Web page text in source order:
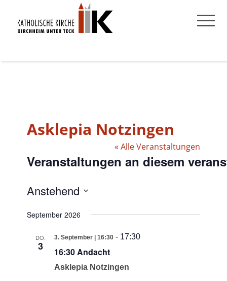
Asklepia Notzingen
« Alle Veranstaltungen
Veranstaltungen an diesem
Anstehend
wählen.
September 2026
DO.
3
3. September | 16:30 - 17:30
16:30 Andacht
Asklepia Notzingen